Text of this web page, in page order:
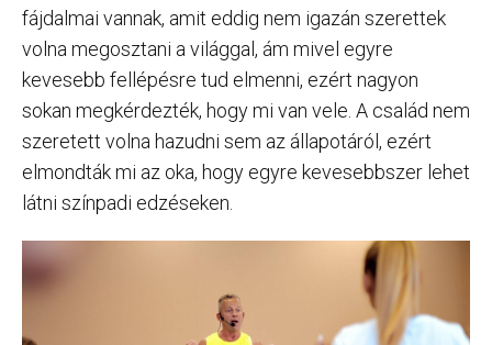
fájdalmai vannak, amit eddig nem igazán szerettek
volna megosztani a világgal, ám mivel egyre
kevesebb fellépésre tud elmenni, ezért nagyon
sokan megkérdezték, hogy mi van vele. A család nem
szeretett volna hazudni sem az állapotáról, ezért
elmondták mi az oka, hogy egyre kevesebbszer lehet
látni színpadi edzéseken.